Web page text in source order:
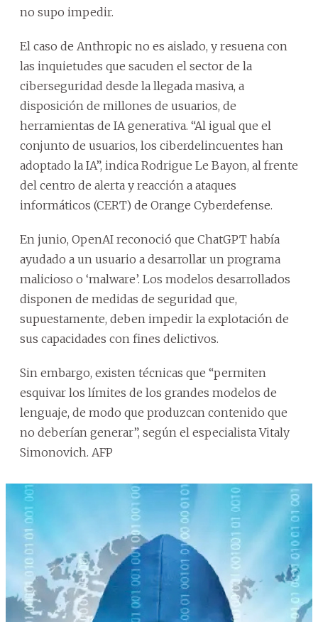
no supo impedir.
El caso de Anthropic no es aislado, y resuena con
las inquietudes que sacuden el sector de la
ciberseguridad desde la llegada masiva, a
disposición de millones de usuarios, de
herramientas de IA generativa. “Al igual que el
conjunto de usuarios, los ciberdelincuentes han
adoptado la IA”, indica Rodrigue Le Bayon, al frente
del centro de alerta y reacción a ataques
informáticos (CERT) de Orange Cyberdefense.
En junio, OpenAI reconoció que ChatGPT había
ayudado a un usuario a desarrollar un programa
malicioso o ‘malware’. Los modelos desarrollados
disponen de medidas de seguridad que,
supuestamente, deben impedir la explotación de
sus capacidades con fines delictivos.
Sin embargo, existen técnicas que “permiten
esquivar los límites de los grandes modelos de
lenguaje, de modo que produzcan contenido que
no deberían generar”, según el especialista Vitaly
Simonovich. AFP